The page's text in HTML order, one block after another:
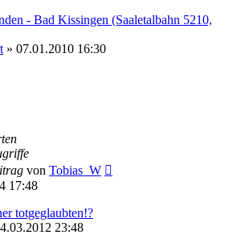
- Bad Kissingen (Saaletalbahn 5210,
» 07.01.2010 16:30
von Tobias_W
17:48
totgeglaubten!?
23:48